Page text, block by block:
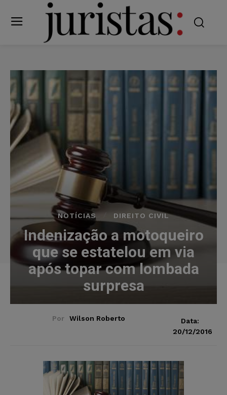
NOTÍCIAS DIREITO CIVIL
Indenização a motoqueiro
que se estatelou em via
após topar com lombada
surpresa
Por Wilson Roberto
Data:
20/12/2016